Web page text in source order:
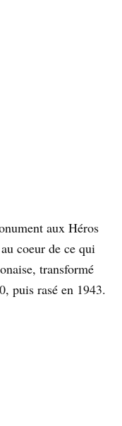
aux Héros
coeur de ce qui
transformé
puis rasé en 1943.